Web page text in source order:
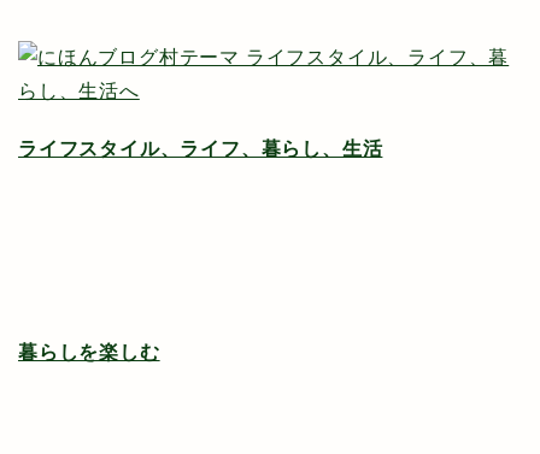
ライフスタイル、ライフ、暮らし、生活
暮らしを楽しむ